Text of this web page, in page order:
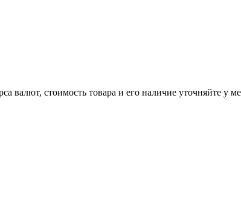
валют, стоимость товара и его наличие уточняйте у